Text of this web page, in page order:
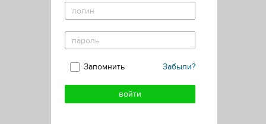
Забыли?
Запомнить